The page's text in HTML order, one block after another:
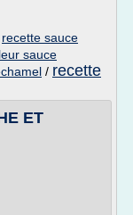
recette sauce
sauce
/ recette
ET